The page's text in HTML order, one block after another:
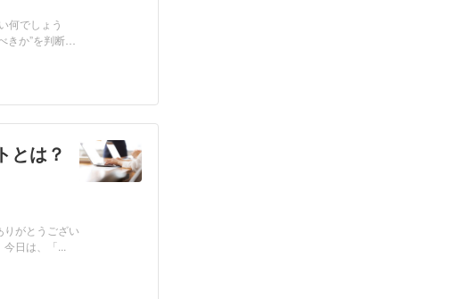
何でしょう
きか”を判断
とは？
りがとうござい
日は、「...